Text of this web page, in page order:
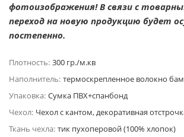
фотоизображения! В связи с
переход на новую продукцию будет
постепенно.
Плотность: 300 гр./м.кв
Наполнитель: термоскрепленное волокно
Упаковка: Сумка ПВХ+спанбонд
Чехол: Чехол с кантом, декоративная
Ткань чехла: тик пухоперовой (100% хлопок)